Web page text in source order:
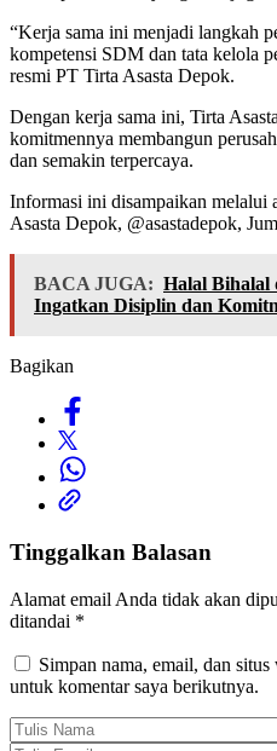
“Kerja sama ini menjadi langkah
kompetensi SDM dan tata kelola
resmi PT Tirta Asasta Depok.
Dengan kerja sama ini, Tirta
komitmennya membangun
dan semakin terpercaya.
Informasi ini disampaikan melalui
Asasta Depok, @asastadepok,
BACA JUGA: Halal Bihalal
Ingatkan Disiplin dan
Bagikan
Tinggalkan Balasan
Alamat email Anda tidak akan
ditandai *
Simpan nama, email, dan
untuk komentar saya berikutnya.